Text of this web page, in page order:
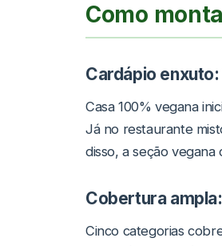
Como
Cardápio
Casa 100% vegana
Já no restaurante
disso, a seção
Cobertura
Cinco categorias